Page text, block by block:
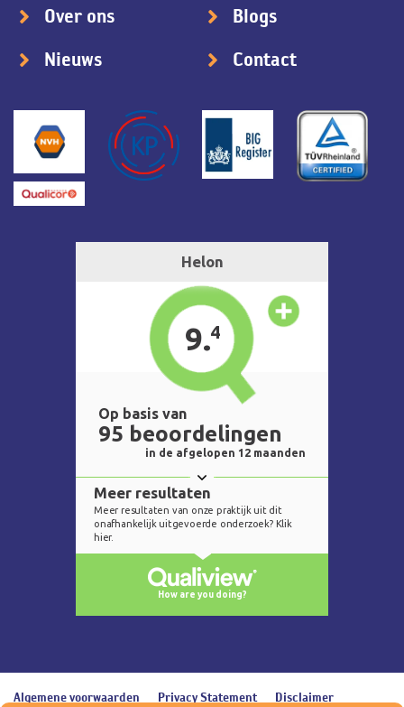
Over ons
Blogs
Nieuws
Contact
Algemene voorwaarden Privacy Statement Disclaimer